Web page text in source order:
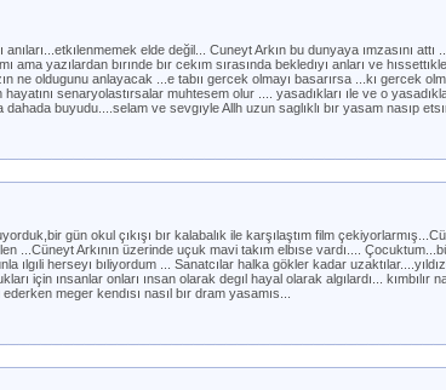
elde değil... Cuneyt Arkın bu dunyaya ımzasını attı
ama yazılardan bırınde bır cekım sırasında bekledıyı anları ve
ne oldugunu anlayacak ...e tabıı gercek olmayı basarırsa ...kı gercek
senaryolastırsalar muhtesem olur .... yasadıkları ıle ve o
buyudu....selam ve sevgıyle Allh uzun saglıklı bır yasam nasıp
gün okul çıkışı bır kalabalık ile karşılaştım film
...Cüneyt Arkının üzerinde uçuk mavi takım elbıse vardı....
herseyı bıliyordum ... Sanatcılar halka gökler kadar
için ınsanlar onları ınsan olarak degıl hayal olarak algılardı... kımbılır
meger kendısı nasıl bır dram yasamıs...